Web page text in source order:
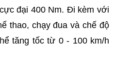
đại 400 Nm. Đi kèm với
thao, chạy đua và chế độ
tăng tốc từ 0 - 100 km/h